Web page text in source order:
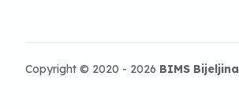
Copyright © 2020 - 2026 BIMS Bijeljina